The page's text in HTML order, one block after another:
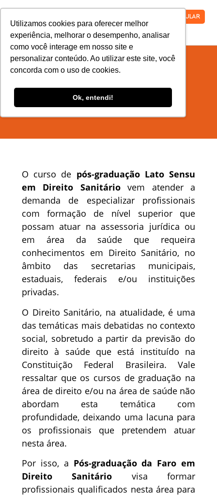
Utilizamos cookies para oferecer melhor
experiência, melhorar o desempenho, analisar
como você interage em nosso site e
personalizar conteúdo. Ao utilizar este site, você
concorda com o uso de cookies.
Ok, entendi!
VESTIBULAR
O curso de pós-graduação Lato Sensu
em Direito Sanitáriovem atender a
demanda de especializar profissionais
com formação de nível superior que
possam atuar na assessoria jurídica ou
em área da saúde que requeira
conhecimentos em Direito Sanitário, no
âmbito das secretarias municipais,
estaduais, federais e/ou instituições
privadas.
O Direito Sanitário, na atualidade, é uma
das temáticas mais debatidas no contexto
social, sobretudo a partir da previsão do
direito à saúde que está instituído na
Constituição Federal Brasileira. Vale
ressaltar que os cursos de graduação na
área de direito e/ou na área de saúde não
abordam esta temática com
profundidade, deixando uma lacuna para
os profissionais que pretendem atuar
nesta área.
Por isso, a Pós-graduação da Faro em
Direito Sanitário visa formar
profissionais qualificados nesta área para